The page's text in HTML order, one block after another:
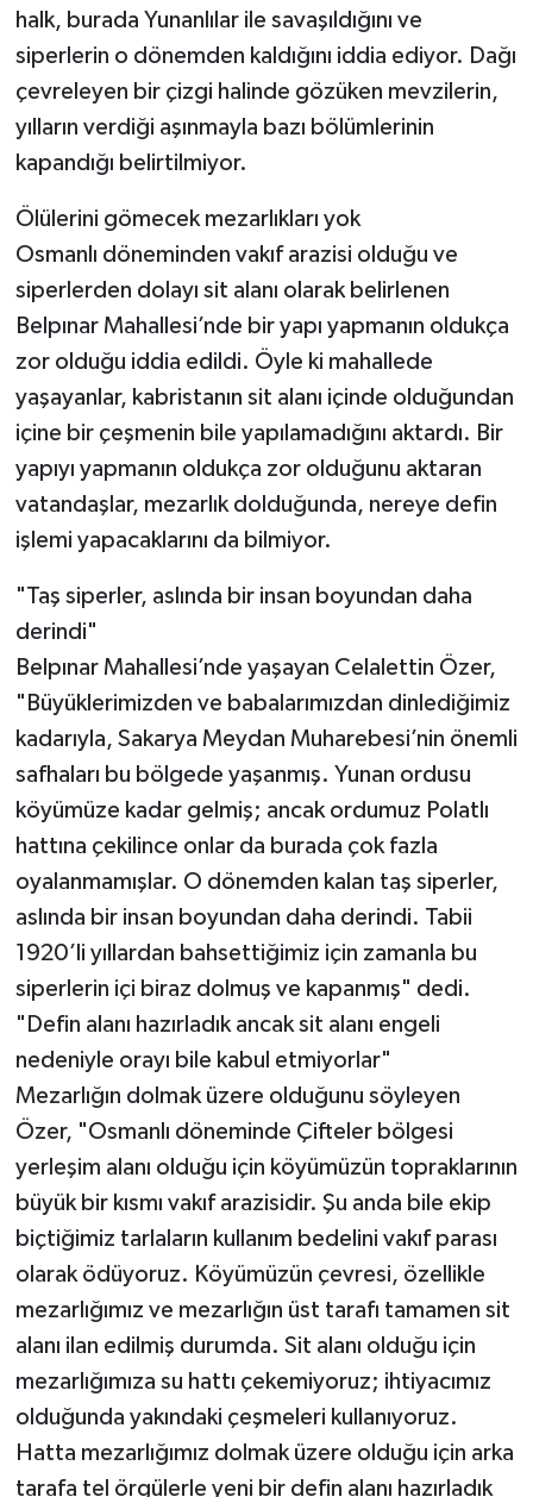
halk, burada Yunanlılar ile savaşıldığını ve
siperlerin o dönemden kaldığını iddia ediyor. Dağı
çevreleyen bir çizgi halinde gözüken mevzilerin,
yılların verdiği aşınmayla bazı bölümlerinin
kapandığı belirtilmiyor.
Ölülerini gömecek mezarlıkları yok
Osmanlı döneminden vakıf arazisi olduğu ve
siperlerden dolayı sit alanı olarak belirlenen
Belpınar Mahallesi’nde bir yapı yapmanın oldukça
zor olduğu iddia edildi. Öyle ki mahallede
yaşayanlar, kabristanın sit alanı içinde olduğundan
içine bir çeşmenin bile yapılamadığını aktardı. Bir
yapıyı yapmanın oldukça zor olduğunu aktaran
vatandaşlar, mezarlık dolduğunda, nereye defin
işlemi yapacaklarını da bilmiyor.
"Taş siperler, aslında bir insan boyundan daha
derindi"
Belpınar Mahallesi’nde yaşayan Celalettin Özer,
"Büyüklerimizden ve babalarımızdan dinlediğimiz
kadarıyla, Sakarya Meydan Muharebesi’nin önemli
safhaları bu bölgede yaşanmış. Yunan ordusu
köyümüze kadar gelmiş; ancak ordumuz Polatlı
hattına çekilince onlar da burada çok fazla
oyalanmamışlar. O dönemden kalan taş siperler,
aslında bir insan boyundan daha derindi. Tabii
1920’li yıllardan bahsettiğimiz için zamanla bu
siperlerin içi biraz dolmuş ve kapanmış" dedi.
"Defin alanı hazırladık ancak sit alanı engeli
nedeniyle orayı bile kabul etmiyorlar"
Mezarlığın dolmak üzere olduğunu söyleyen
Özer, "Osmanlı döneminde Çifteler bölgesi
yerleşim alanı olduğu için köyümüzün topraklarının
büyük bir kısmı vakıf arazisidir. Şu anda bile ekip
biçtiğimiz tarlaların kullanım bedelini vakıf parası
olarak ödüyoruz. Köyümüzün çevresi, özellikle
mezarlığımız ve mezarlığın üst tarafı tamamen sit
alanı ilan edilmiş durumda. Sit alanı olduğu için
mezarlığımıza su hattı çekemiyoruz; ihtiyacımız
olduğunda yakındaki çeşmeleri kullanıyoruz.
Hatta mezarlığımız dolmak üzere olduğu için arka
tarafa tel örgülerle yeni bir defin alanı hazırladık